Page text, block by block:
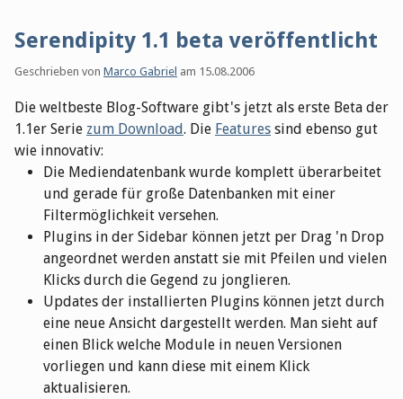
Serendipity 1.1 beta veröffentlicht
Geschrieben von Marco Gabriel am 15.08.2006
Die weltbeste Blog-Software gibt's jetzt als erste Beta der
1.1er Serie zum Download. Die Features sind ebenso gut
wie innovativ:
Die Mediendatenbank wurde komplett überarbeitet
und gerade für große Datenbanken mit einer
Filtermöglichkeit versehen.
Plugins in der Sidebar können jetzt per Drag 'n Drop
angeordnet werden anstatt sie mit Pfeilen und vielen
Klicks durch die Gegend zu jonglieren.
Updates der installierten Plugins können jetzt durch
eine neue Ansicht dargestellt werden. Man sieht auf
einen Blick welche Module in neuen Versionen
vorliegen und kann diese mit einem Klick
aktualisieren.